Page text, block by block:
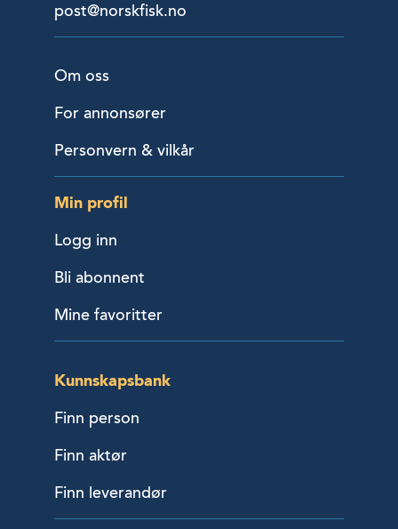
post@norskfisk.no
Om oss
For annonsører
Personvern & vilkår
Min profil
Logg inn
Bli abonnent
Mine favoritter
Kunnskapsbank
Finn person
Finn aktør
Finn leverandør